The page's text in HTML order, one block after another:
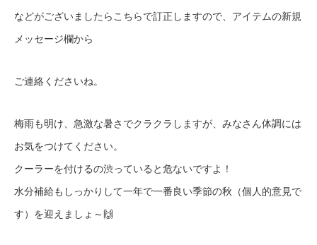
などがございましたらこちらで訂正しますので、アイテムの新規
メッセージ欄から
ご連絡くださいね。
梅雨も明け、急激な暑さでクラクラしますが、みなさん体調には
お気をつけてください。
クーラーを付けるの渋っていると危ないですよ！
水分補給もしっかりして一年で一番良い季節の秋（個人的意見で
す）を迎えましょ～🙌